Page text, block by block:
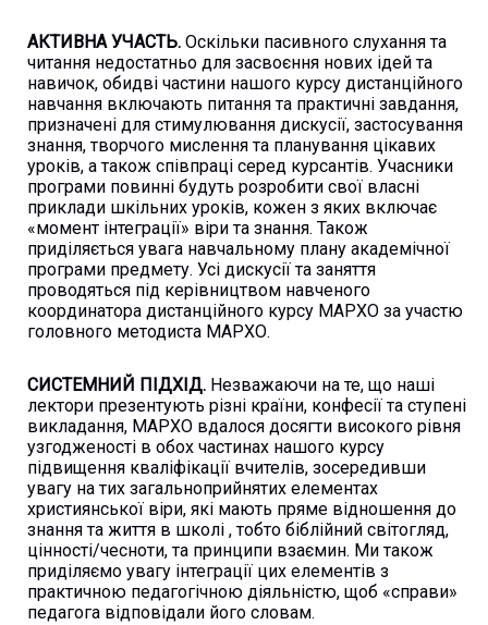
АКТИВНА УЧАСТЬ. Оскільки пасивного слухання та
читання недостатньо для засвоєння нових ідей та
навичок, обидві частини нашого курсу дистанційного
навчання включають питання та практичні завдання,
призначені для стимулювання дискусії, застосування
знання, творчого мислення та планування цікавих
уроків, а також співпраці серед курсантів. Учасники
програми повинні будуть розробити свої власні
приклади шкільних уроків, кожен з яких включає
«момент інтеграції» віри та знання. Також
приділяється увага навчальному плану академічної
програми предмету. Усі дискусії та заняття
проводяться під керівництвом навченого
координатора дистанційного курсу МАРХО за участю
головного методиста МАРХО.
СИСТЕМНИЙ ПІДХІД. Незважаючи на те, що наші
лектори презентують різні країни, конфесії та ступені
викладання, МАРХО вдалося досягти високого рівня
узгодженості в обох частинах нашого курсу
підвищення кваліфікації вчителів, зосередивши
увагу на тих загальноприйнятих елементах
християнської віри, які мають пряме відношення до
знання та життя в школі , тобто біблійний світогляд,
цінності/чесноти, та принципи взаємин. Ми також
приділяємо увагу інтеграції цих елементів з
практичною педагогічною діяльністю, щоб «справи»
педагога відповідали його словам.